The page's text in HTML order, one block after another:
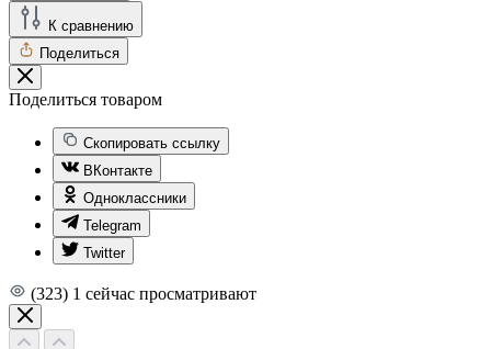
К сравнению
Поделиться
Поделиться товаром
Скопировать ссылку
ВКонтакте
Одноклассники
Telegram
Twitter
(323) 1 сейчас просматривают